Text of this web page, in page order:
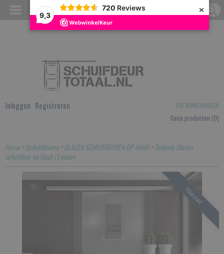
9,3
720 Reviews ×
Inloggen Registreren
UW WINKELWAGEN
Geen producten (0)
Home>Schuifdeuren>GLAZEN SCHUIFDEUREN OP MAAT>Dubbele Glazen
schuifdeur op Maat | Londen
Nieuw!